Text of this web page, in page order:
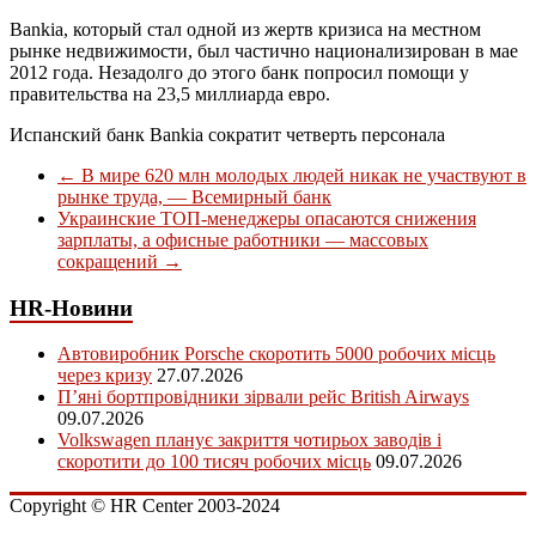
Bankia, который стал одной из жертв кризиса на местном
рынке недвижимости, был частично национализирован в мае
2012 года. Незадолго до этого банк попросил помощи у
правительства на 23,5 миллиарда евро.
Испанский банк Bankia сократит четверть персонала
← В мире 620 млн молодых людей никак не участвуют в
рынке труда, — Всемирный банк
Украинские ТОП-менеджеры опасаются снижения
зарплаты, а офисные работники — массовых
сокращений →
HR-Новини
Автовиробник Porsche скоротить 5000 робочих місць
через кризу 27.07.2026
П’яні бортпровідники зірвали рейс British Airways
09.07.2026
Volkswagen планує закриття чотирьох заводів і
скоротити до 100 тисяч робочих місць 09.07.2026
Copyright © HR Center 2003-2024